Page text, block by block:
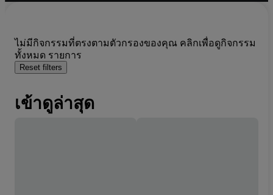
ไม่มีกิจกรรมที่ตรงตามตัวกรองของคุณ คลิกเพื่อดูกิจกรรม
ทั้งหมด รายการ
Reset filters
เข้าดูล่าสุด